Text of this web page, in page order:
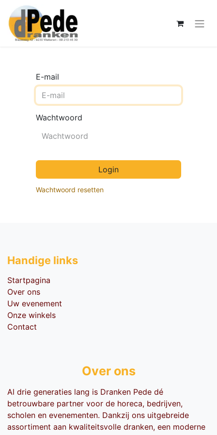
E-mail
Wachtwoord
Login
Wachtwoord resetten
Handige li​nks
Startpagina
Over ons
Uw evenement
Onze winkels
Contact
Over ons
Al drie generaties lang is Dranken Pede dé
betrouwbare partner voor de horeca, bedrijven,
scholen en evenementen. Dankzij ons uitgebreide
assortiment aan kwaliteitsvolle dranken, een moderne